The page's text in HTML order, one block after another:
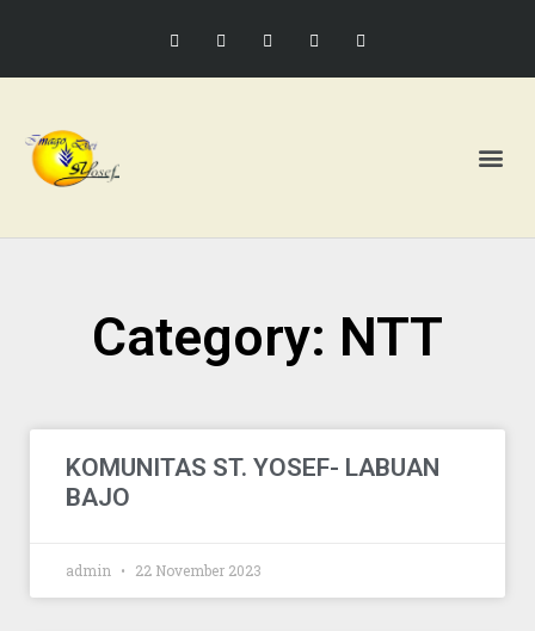
Category: NTT
KOMUNITAS ST. YOSEF- LABUAN
BAJO
admin 22 November 2023